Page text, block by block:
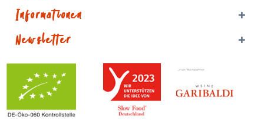
Informationen
Newsletter